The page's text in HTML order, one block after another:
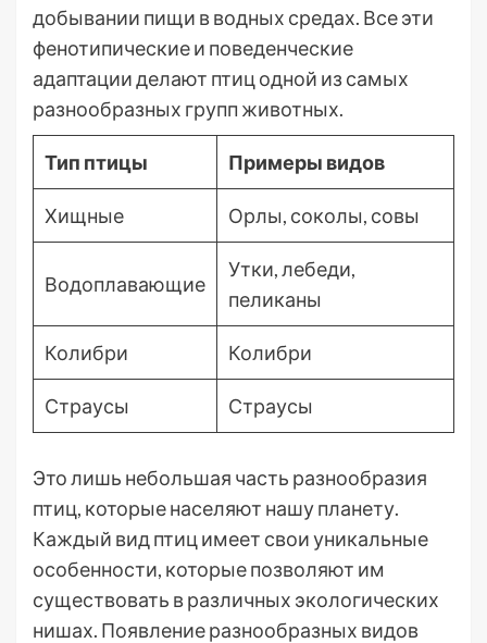
добывании пищи в водных средах. Все эти
фенотипические и поведенческие
адаптации делают птиц одной из самых
разнообразных групп животных.
Тип птицы Примеры видов
Хищные Орлы, соколы, совы
Водоплавающие
Утки, лебеди,
пеликаны
Колибри Колибри
Страусы Страусы
Это лишь небольшая часть разнообразия
птиц, которые населяют нашу планету.
Каждый вид птиц имеет свои уникальные
особенности, которые позволяют им
существовать в различных экологических
нишах. Появление разнообразных видов